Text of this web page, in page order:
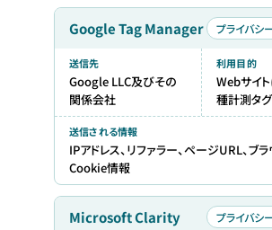
Google Tag Manager プライバシ
送信先
Google LLC及びその
関係会社
利用目的
Webサイ
種計測タ
送信される情報
IPアドレス、リファラー、ページURL、ブラ
Cookie情報
Microsoft Clarity プライバシ